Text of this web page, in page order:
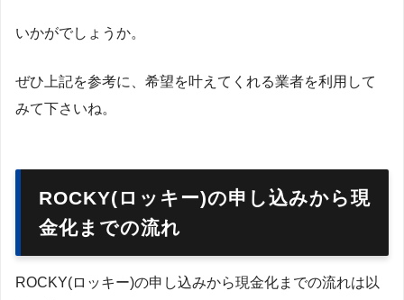
いかがでしょうか。
ぜひ上記を参考に、希望を叶えてくれる業者を利用して
みて下さいね。
ROCKY(ロッキー)の申し込みから現
金化までの流れ
ROCKY(ロッキー)の申し込みから現金化までの流れは以